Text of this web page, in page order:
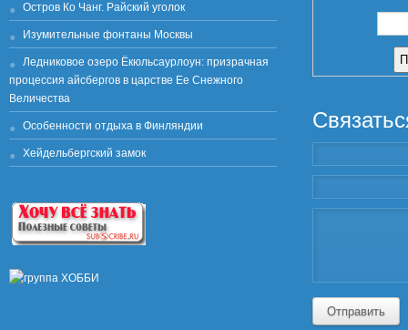
Остров Ко Чанг. Райский уголок
Изумительные фонтаны Москвы
Ледниковое озеро Ёкюльсаурлоун: призрачная
процессия айсбергов в царстве Ее Снежного
Величества
Особенности отдыха в Финляндии
Хейдельбергский замок
Отправить